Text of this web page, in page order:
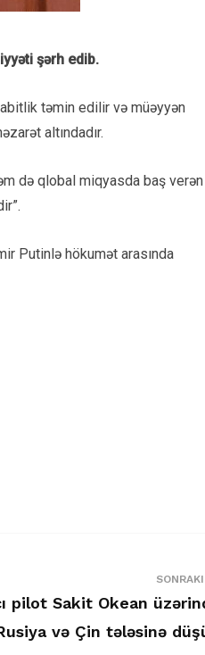
şərh edib.
təmin edilir və müəyyən
altındadır.
də qlobal miqyasda baş verən
Putinlə hökumət arasında
SONRAKI
pilot Sakit Okean
və Çin tələsinə